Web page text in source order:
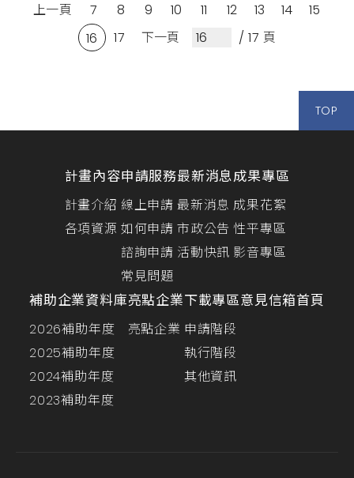
https://www.youtube.com/playlist?
list=PLjrAuyEb2pOwrz-IIZ0YydN2HJaPad4Fl
上一頁 7 8 9 10 11 12 13 14
15
16
17 下一頁 / 17 頁
TOP
計畫內容
計畫介紹
各項資源
申請服務
線上申請
如何申請
諮詢申請
常見問題
最新消息
最新消息
市政公告
活動快訊
成果專區
成果花絮
性平專區
影音專區
補助企業資料庫
2026補助年度
2025補助年度
2024補助年度
2023補助年度
亮點企業
亮點企業
下載專區
申請階段
執行階段
其他資訊
意見信箱首頁